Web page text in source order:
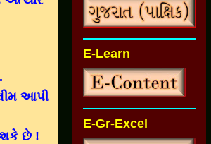
આપી
શકે છે !
E-Learn
E-Gr-Excel